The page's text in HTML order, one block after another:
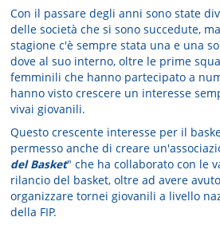
Con il passare degli anni sono state
delle società che si sono succedute,
stagione c'è sempre stata una e una
dove al suo interno, oltre le prime
femminili che hanno partecipato a
hanno visto crescere un interesse
vivai giovanili.
Questo crescente interesse per il
permesso anche di creare
del Basket" che ha collaborato con le
rilancio del basket, oltre ad avere
organizzare tornei giovanili a livello
della FIP.